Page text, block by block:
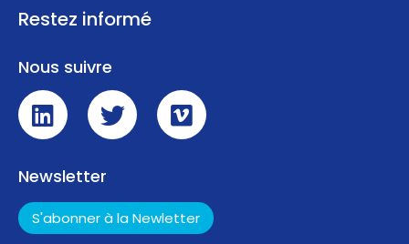
Restez informé
Nous suivre
Newsletter
S'abonner à la Newletter